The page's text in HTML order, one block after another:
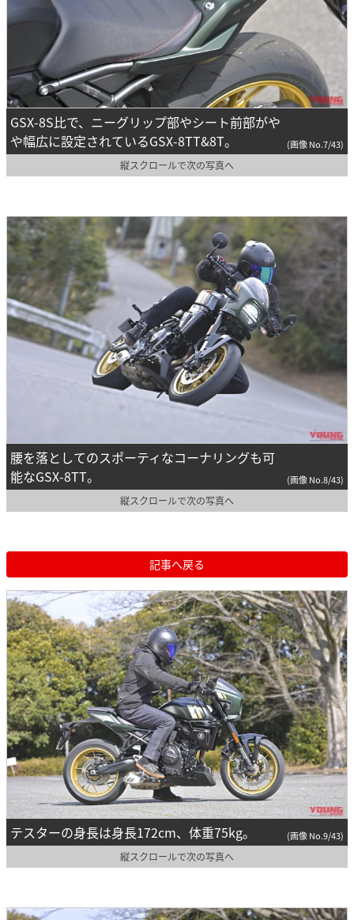
GSX-8S比で、ニーグリップ部やシート前部がや
や幅広に設定されているGSX-8TT&8T。
(画像 No.7/43)
縦スクロールで次の写真へ
腰を落としてのスポーティなコーナリングも可
能なGSX-8TT。
(画像 No.8/43)
縦スクロールで次の写真へ
記事へ戻る
テスターの身長は身長172cm、体重75kg。 (画像 No.9/43)
縦スクロールで次の写真へ